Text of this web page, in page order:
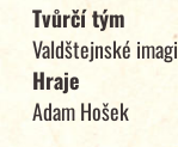
Tvůrčí tým
Valdštejnské
Hraje
Adam Hošek